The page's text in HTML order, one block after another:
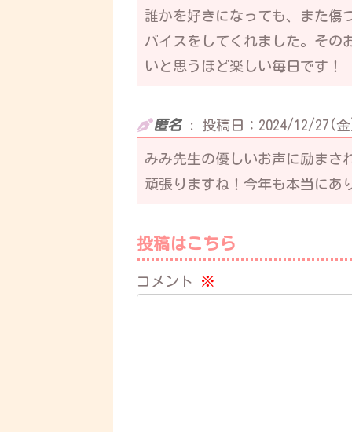
誰かを好きになっても、また
バイスをしてくれました。その
いと思うほど楽しい毎日です！
匿名: 投稿日：2024/12/27(
みみ先生の優しいお声に励まさ
頑張りますね！今年も本当にあ
投稿はこちら
コメント ※